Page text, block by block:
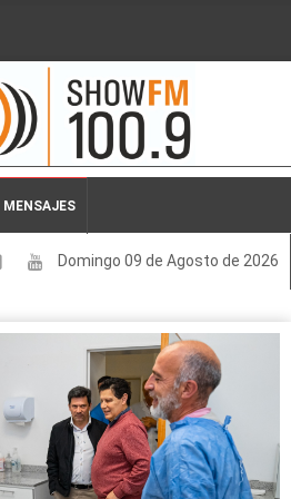
MENSAJES
Domingo 09 de Agosto de 2026
LOCALES
DEPORTES
ESPECTACULOS
INTERNACIONALES